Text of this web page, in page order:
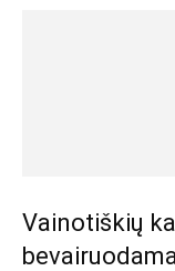
Vainotiškių